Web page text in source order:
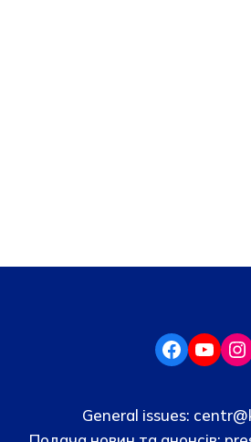
General issues: